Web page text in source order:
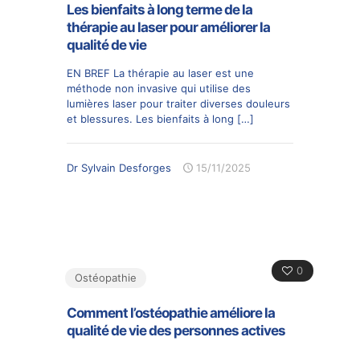
Les bienfaits à long terme de la
thérapie au laser pour améliorer la
qualité de vie
EN BREF La thérapie au laser est une
méthode non invasive qui utilise des
lumières laser pour traiter diverses douleurs
et blessures. Les bienfaits à long […]
Dr Sylvain Desforges 15/11/2025
0
Ostéopathie
Comment l’ostéopathie améliore la
qualité de vie des personnes actives